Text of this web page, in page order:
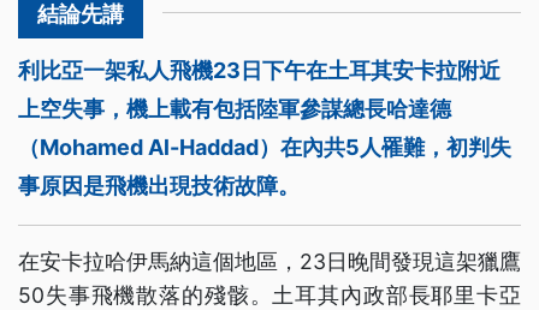
利比亞一架私人飛機23日下午在土耳其安卡拉附近
上空失事，機上載有包括陸軍參謀總長哈達德
（Mohamed Al-Haddad）在內共5人罹難，初判失
事原因是飛機出現技術故障。
在安卡拉哈伊馬納這個地區，23日晚間發現這架獵鷹
50失事飛機散落的殘骸。土耳其內政部長耶里卡亞